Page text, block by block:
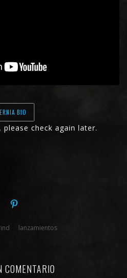
ERNIA BIO
check again later.
lanzamientos
COMENTARIO